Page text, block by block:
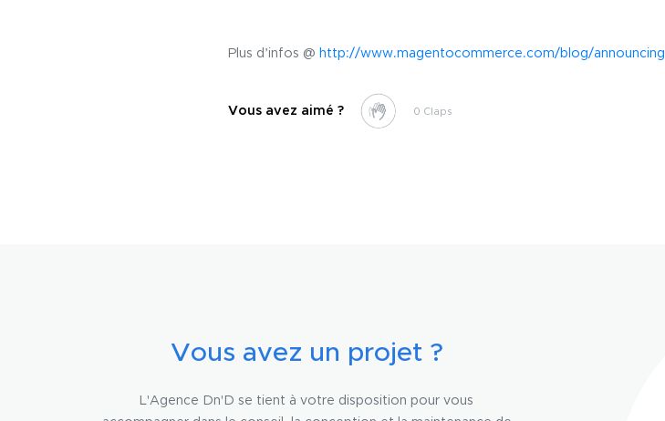
Plus d’infos @ http://www.magentocommerce.com/blog/
Vous avez aimé ? 0
Vous avez un projet ?
L'Agence Dn'D se tient à votre disposition pour vous